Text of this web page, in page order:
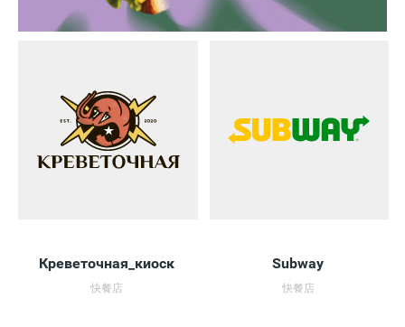
Креветочная_киоск
快餐店
Subway
快餐店